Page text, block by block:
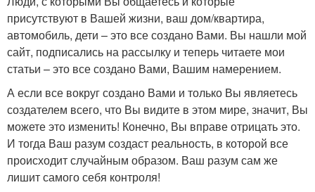
присутствуют в Вашей жизни, ваш дом/квартира,
автомобиль, дети – это все создано Вами. Вы нашли мой
сайт, подписались на рассылку и теперь читаете мои
статьи – это все создано Вами, Вашим намерением.
А если все вокруг создано Вами и только Вы являетесь
создателем всего, что Вы видите в этом мире, значит, Вы
можете это изменить! Конечно, Вы вправе отрицать это.
И тогда Ваш разум создаст реальность, в которой все
происходит случайным образом. Ваш разум сам же
лишит самого себя контроля!